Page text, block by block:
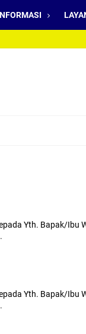
Yth. Bapak/Ibu
Yth. Bapak/Ibu